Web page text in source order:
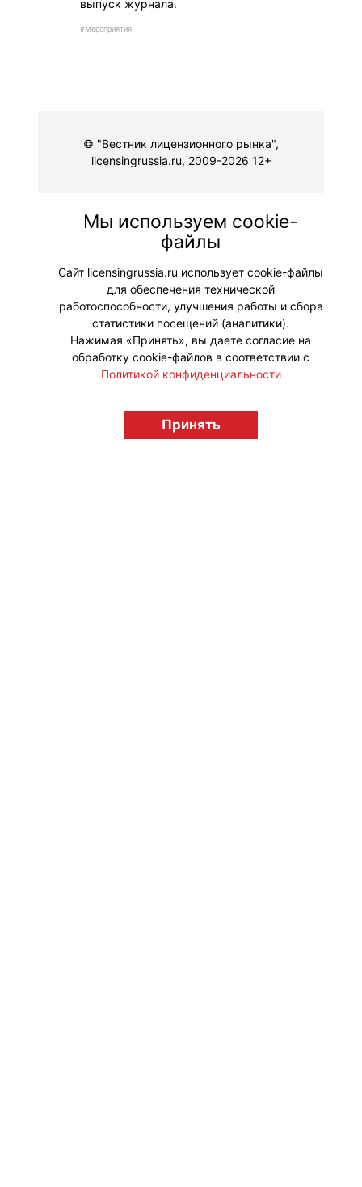
выпуск журнала.
#Мероприятия
© "Вестник лицензионного рынка",
licensingrussia.ru, 2009-2026 12+
Мы используем cookie-
файлы
Сайт licensingrussia.ru использует cookie-файлы
для обеспечения технической
работоспособности, улучшения работы и сбора
статистики посещений (аналитики).
Нажимая «Принять», вы даете согласие на
обработку cookie-файлов в соответствии с
Политикой конфиденциальности
Принять